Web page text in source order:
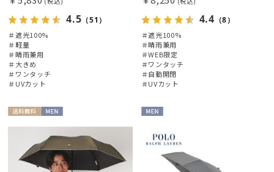
4.5 （51）
＃遮光100%
＃軽量
＃晴雨兼用
＃大きめ
＃ワンタッチ
＃UVカット
4.4 （8）
＃遮光100%
＃晴雨兼用
＃WEB限定
＃ワンタッチ
＃自動開閉
＃UVカット